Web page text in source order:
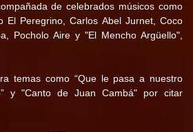
de celebrados músicos como
El Peregrino, Carlos Abel Jurnet, Coco
Pocholo Aire y "El Mencho Argüello",
temas como “Que le pasa a nuestro
y "Canto de Juan Cambá" por citar